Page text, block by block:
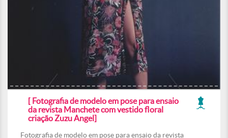
[ Fotografia de modelo em pose para ensaio
da revista Manchete com vestido floral
criação Zuzu Angel]
Fotografia de modelo em pose para ensaio da revista